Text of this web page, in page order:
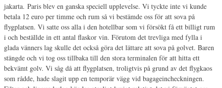
jakarta. Paris blev en ganska speciell upplevelse. Vi tyckte inte vi kunde
betala 12 euro per timme och rum så vi bestämde oss för att sova på
flygplatsen. Vi satte oss alla i den hotellbar som vi försökt få ett billigt rum
i och beställde in ett antal flaskor vin. Förutom det trevliga med fylla i
glada vänners lag skulle det också göra det lättare att sova på golvet. Baren
stängde och vi tog oss tillbaka till den stora terminalen för att hitta ett
bekvämt golv. Vi såg då att flygplatsen, troligtvis på grund av det flygkaos
som rådde, hade slagit upp en temporär vägg vid bagageincheckningen.